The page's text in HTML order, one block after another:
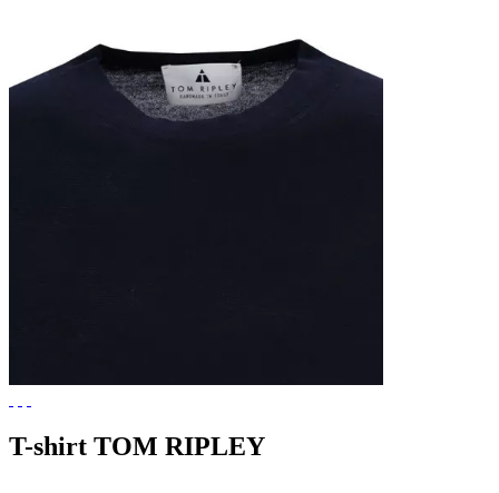
T-shirt TOM RIPLEY